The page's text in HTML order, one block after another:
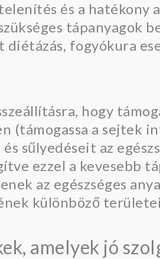
és a hatékony
tápanyagok
diétázás, fogyókura
hogy
(támogassa a sejtek
sűlyedéseit az
ezzel a kevesebb
az egészséges
különböző
amelyek jó